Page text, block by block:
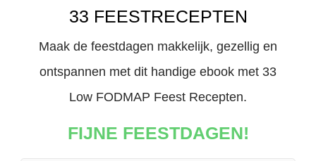
33 FEESTRECEPTEN
Maak de feestdagen makkelijk, gezellig en
ontspannen met dit handige ebook met 33
Low FODMAP Feest Recepten.
FIJNE FEESTDAGEN!